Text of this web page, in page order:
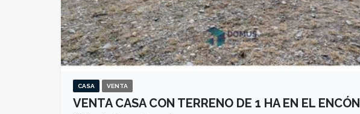
CASA VENTA
VENTA CASA CON TERRENO DE 1 HA EN EL ENCÓN